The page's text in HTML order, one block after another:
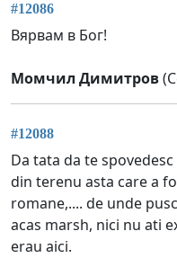
#12086
Вярвам в Бог!
Момчил Димитров
#12088
Da tata da te
din terenu asta care a
romane,.... de unde
acas marsh, nici nu ati
erau aici.